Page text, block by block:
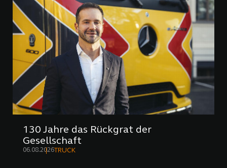
130 Jahre das Rückgrat der
Gesellschaft
06.08.2026 TRUCK